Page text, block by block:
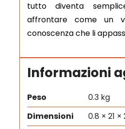
tutto diventa
affrontare come un
conoscenza che li
Informazioni
Peso
0.3 kg
Dimensioni
0.8 × 21